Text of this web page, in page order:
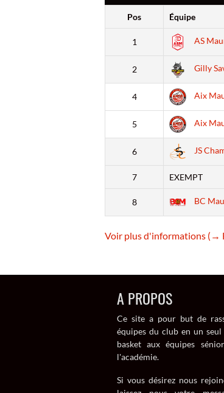
Pos Équipe
1 AS
2 Gilly
4 Aix
5 Aix
6 JS
7 EXEMPT
8 BC
Voir plus d'informations (→
A PROPOS
Ce site a pour but de
équipes du club en un
basket aux équipes
l'académie.
Si vous désirez nous